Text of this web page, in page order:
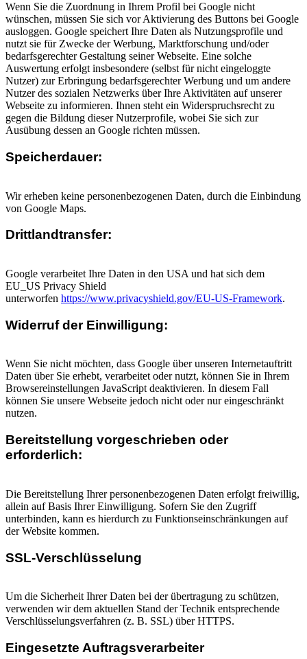
Wenn Sie die Zuordnung in Ihrem Profil bei Google nicht
wünschen, müssen Sie sich vor Aktivierung des Buttons bei Google
ausloggen. Google speichert Ihre Daten als Nutzungsprofile und
nutzt sie für Zwecke der Werbung, Marktforschung und/oder
bedarfsgerechter Gestaltung seiner Webseite. Eine solche
Auswertung erfolgt insbesondere (selbst für nicht eingeloggte
Nutzer) zur Erbringung bedarfsgerechter Werbung und um andere
Nutzer des sozialen Netzwerks über Ihre Aktivitäten auf unserer
Webseite zu informieren. Ihnen steht ein Widerspruchsrecht zu
gegen die Bildung dieser Nutzerprofile, wobei Sie sich zur
Ausübung dessen an Google richten müssen.
Speicherdauer:
Wir erheben keine personenbezogenen Daten, durch die Einbindung
von Google Maps.
Drittlandtransfer:
Google verarbeitet Ihre Daten in den USA und hat sich dem
EU_US Privacy Shield
unterworfen https://www.privacyshield.gov/EU-US-Framework.
Widerruf der Einwilligung:
Wenn Sie nicht möchten, dass Google über unseren Internetauftritt
Daten über Sie erhebt, verarbeitet oder nutzt, können Sie in Ihrem
Browsereinstellungen JavaScript deaktivieren. In diesem Fall
können Sie unsere Webseite jedoch nicht oder nur eingeschränkt
nutzen.
Bereitstellung vorgeschrieben oder
erforderlich:
Die Bereitstellung Ihrer personenbezogenen Daten erfolgt freiwillig,
allein auf Basis Ihrer Einwilligung. Sofern Sie den Zugriff
unterbinden, kann es hierdurch zu Funktionseinschränkungen auf
der Website kommen.
SSL-Verschlüsselung
Um die Sicherheit Ihrer Daten bei der übertragung zu schützen,
verwenden wir dem aktuellen Stand der Technik entsprechende
Verschlüsselungsverfahren (z. B. SSL) über HTTPS.
Eingesetzte Auftragsverarbeiter